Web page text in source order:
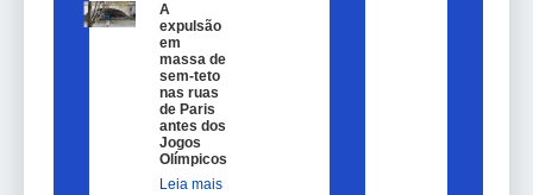
A
expulsão
em
massa de
sem-teto
nas ruas
de Paris
antes dos
Jogos
Olímpicos
Leia mais